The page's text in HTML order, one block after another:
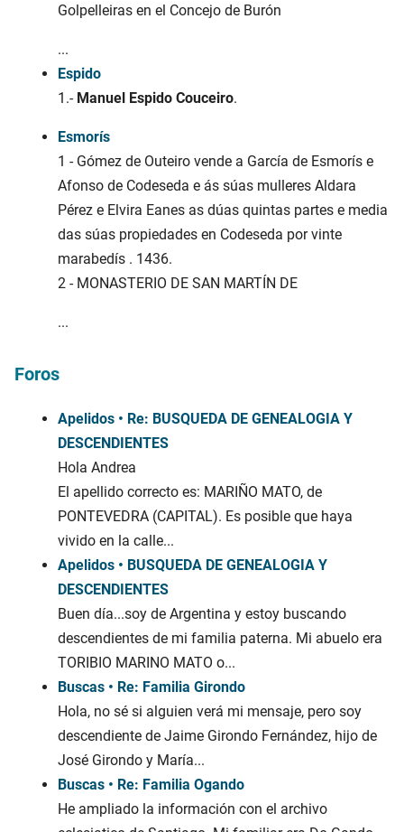
Golpelleiras en el Concejo de Burón
...
Espido
1.- Manuel Espido Couceiro.
Esmorís
1 - Gómez de Outeiro vende a García de Esmorís e
Afonso de Codeseda e ás súas mulleres Aldara
Pérez e Elvira Eanes as dúas quintas partes e media
das súas propiedades en Codeseda por vinte
marabedís . 1436.
2 - MONASTERIO DE SAN MARTÍN DE
...
Foros
Apelidos • Re: BUSQUEDA DE GENEALOGIA Y
DESCENDIENTES
Hola Andrea
El apellido correcto es: MARIÑO MATO, de
PONTEVEDRA (CAPITAL). Es posible que haya
vivido en la calle...
Apelidos • BUSQUEDA DE GENEALOGIA Y
DESCENDIENTES
Buen día...soy de Argentina y estoy buscando
descendientes de mi familia paterna. Mi abuelo era
TORIBIO MARINO MATO o...
Buscas • Re: Familia Girondo
Hola, no sé si alguien verá mi mensaje, pero soy
descendiente de Jaime Girondo Fernández, hijo de
José Girondo y María...
Buscas • Re: Familia Ogando
He ampliado la información con el archivo